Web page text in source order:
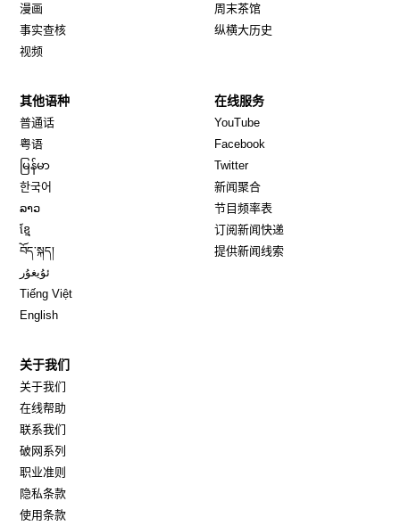
漫画
事实查核
视频
周末茶馆
纵横大历史
其他语种
普通话
粤语
မြန်မာ
한국어
ລາວ
ខ្មែ
བོད་སྐད།
ئۇيغۇر
Tiếng Việt
English
在线服务
YouTube
Facebook
TwitterOpens in new window
新闻聚合
节目频率表
订阅新闻快递
提供新闻线索
关于我们
关于我们
在线帮助
联系我们
破网系列
职业准则
隐私条款
使用条款